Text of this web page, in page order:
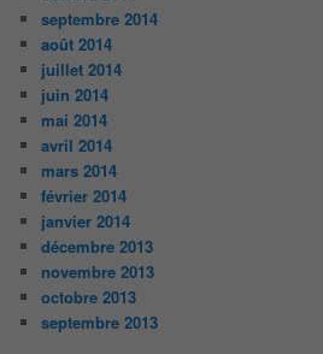
septembre 2014
août 2014
juillet 2014
juin 2014
mai 2014
avril 2014
mars 2014
février 2014
janvier 2014
décembre 2013
novembre 2013
octobre 2013
septembre 2013